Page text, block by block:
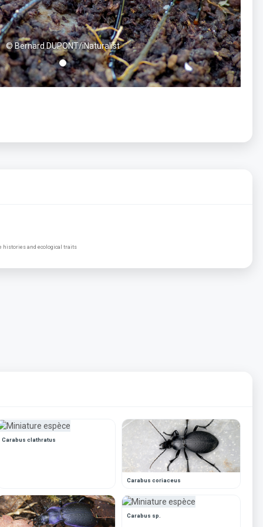
© Bernard DUPONT/iNaturalist
histories and ecological traits
Carabus clathratus
Carabus coriaceus
Carabus sp.